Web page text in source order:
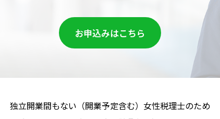
お申込みはこちら
独立開業間もない（開業予定含む）女性税理士のため